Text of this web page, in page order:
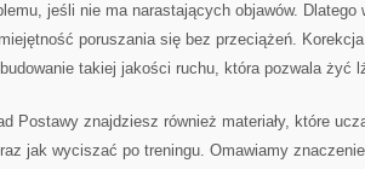
jeśli nie ma narastających objawów.
poruszania się bez przeciążeń.
budowanie takiej jakości ruchu, która pozwala żyć
Postawy znajdziesz również materiały, które
jak wyciszać po treningu. Omawiamy